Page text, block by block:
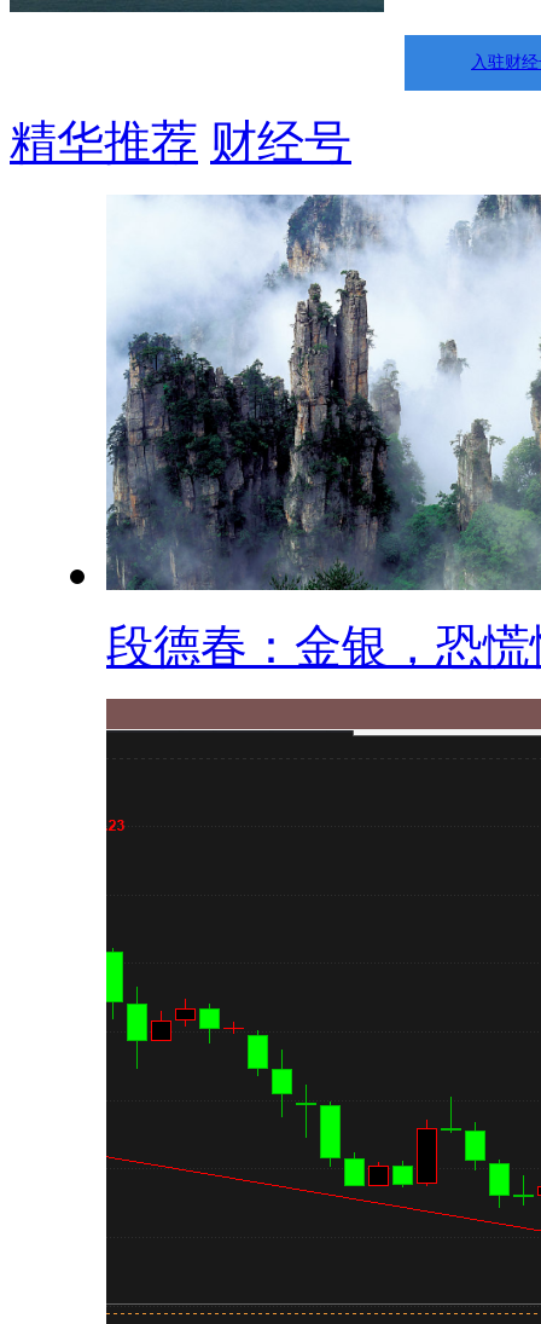
入驻财
精华推荐 财经号
段德春：金银，恐慌